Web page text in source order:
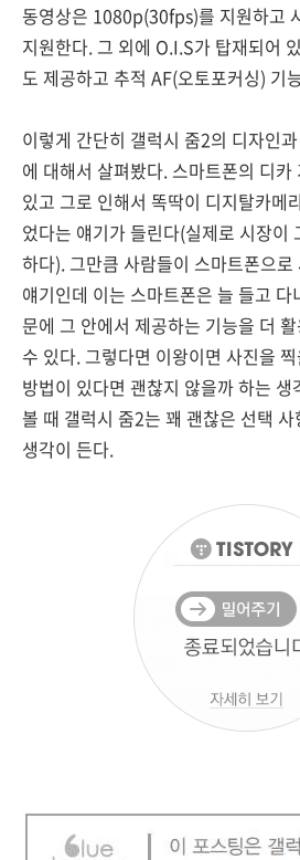
동영상은 1080p(30fps)를 지원하고
지원한다. 그 외에 O.I.S가 탑재되어
도 제공하고 추적 AF(오토포커싱) 기
이렇게 간단히 갤럭시 줌2의 디자인
에 대해서 살펴봤다. 스마트폰의 디
있고 그로 인해서 똑딱이 디지탈카메
었다는 얘기가 들린다(실제로 시장이
하다). 그만큼 사람들이 스마트폰으
얘기인데 이는 스마트폰은 늘 들고
문에 그 안에서 제공하는 기능을 더
수 있다. 그렇다면 이왕이면 사진을
방법이 있다면 괜찮지 않을까 하는 생
볼 때 갤럭시 줌2는 꽤 괜찮은 선택
생각이 든다.